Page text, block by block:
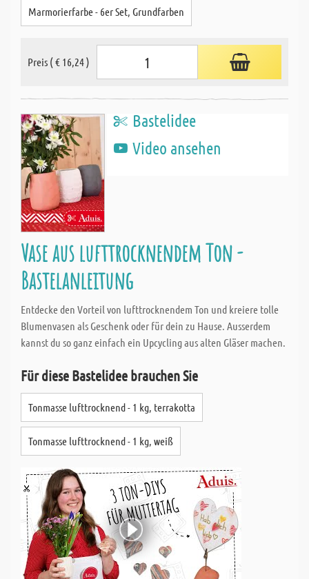
Marmorierfarbe - 6er Set, Grundfarben
Preis ( € 16,24 )
Bastelidee
Video ansehen
Vase aus lufttrocknendem Ton -
Bastelanleitung
Entdecke den Vorteil von lufttrocknendem Ton und kreiere tolle
Blumenvasen als Geschenk oder für dein zu Hause. Ausserdem
kannst du so ganz einfach ein Upcycling aus alten Gläser machen.
Für diese Bastelidee brauchen Sie
Tonmasse lufttrocknend - 1 kg, terrakotta
Tonmasse lufttrocknend - 1 kg, weiß